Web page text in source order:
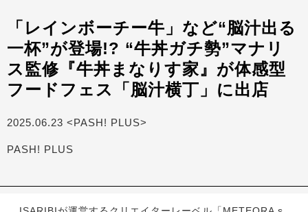
「レインボーチー牛」など“脳汁出る
一杯”が登場!? “牛丼ガチ勢”マナリ
ス監修『牛丼まなりす家』が体感型
フードフェス「脳汁横丁」に出店
2025.06.23 <PASH! PLUS>
PASH! PLUS